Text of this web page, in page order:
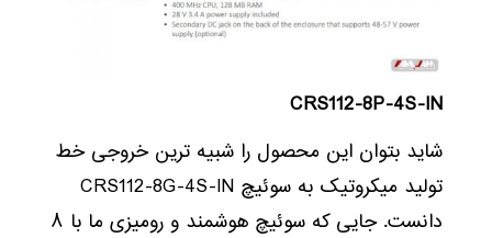
CRS112-8P-4S-IN
شاید بتوان این محصول را شبیه ترین خروجی خط
تولید میکروتیک به سوئیچ CRS112-8G-4S-IN
دانست. جایی که سوئیچ هوشمند و رومیزی ما با ۸